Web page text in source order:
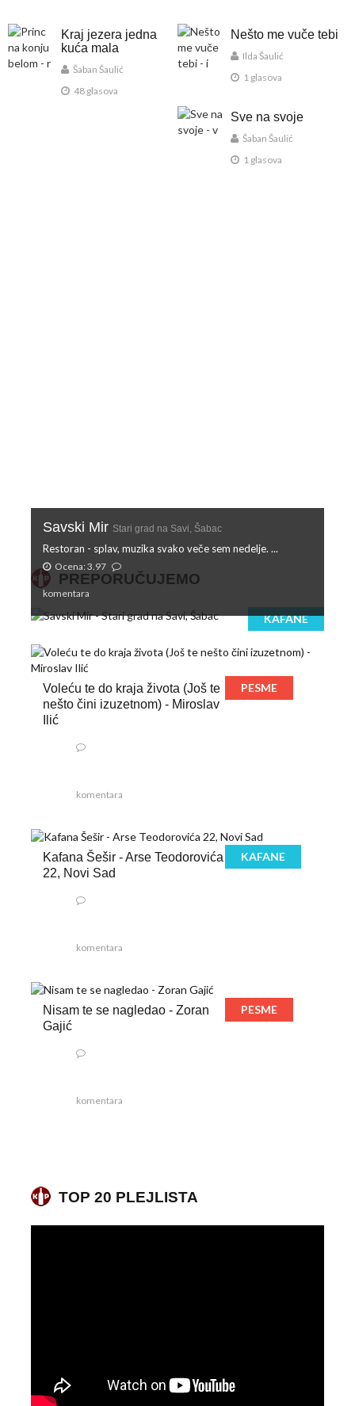
Kraj jezera jedna
kuća mala
Šaban Šaulić
48 glasova
Nešto me vuče tebi
Ilda Šaulić
1 glasova
Sve na svoje
Šaban Šaulić
1 glasova
PREPORUČUJEMO
KAFANE
Savski Mir Stari grad na Savi, Šabac
Restoran - splav, muzika svako veče sem nedelje. ...
Ocena: 3.97
komentara
Voleću te do kraja života (Još te
nešto čini izuzetnom) - Miroslav
Ilić
PESME
komentara
Kafana Šešir - Arse Teodorovića
22, Novi Sad
KAFANE
komentara
Nisam te se nagledao - Zoran
Gajić
PESME
komentara
TOP 20 PLEJLISTA